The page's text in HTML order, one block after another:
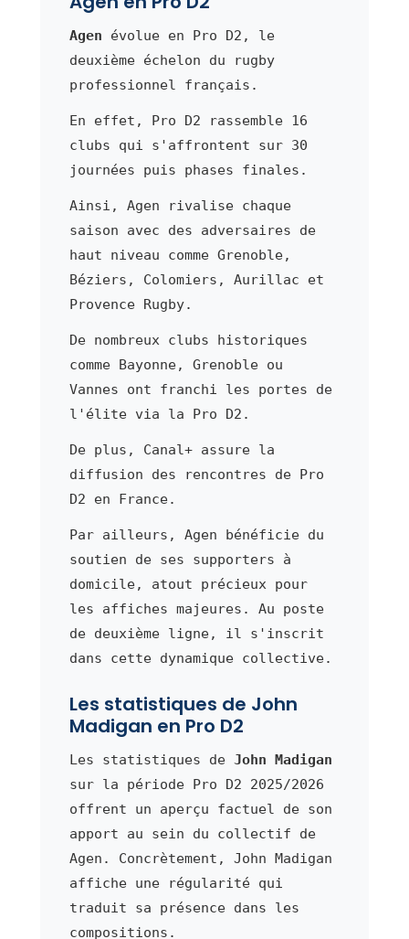
Agen évolue en Pro D2, le
deuxième échelon du rugby
professionnel français.
En effet, Pro D2 rassemble 16
clubs qui s'affrontent sur 30
journées puis phases finales.
Ainsi, Agen rivalise chaque
saison avec des adversaires de
haut niveau comme Grenoble,
Béziers, Colomiers, Aurillac et
Provence Rugby.
De nombreux clubs historiques
comme Bayonne, Grenoble ou
Vannes ont franchi les portes de
l'élite via la Pro D2.
De plus, Canal+ assure la
diffusion des rencontres de Pro
D2 en France.
Par ailleurs, Agen bénéficie du
soutien de ses supporters à
domicile, atout précieux pour
les affiches majeures. Au poste
de deuxième ligne, il s'inscrit
dans cette dynamique collective.
Les statistiques de John
Madigan en Pro D2
Les statistiques de John Madigan
sur la période Pro D2 2025/2026
offrent un aperçu factuel de son
apport au sein du collectif de
Agen. Concrètement, John Madigan
affiche une régularité qui
traduit sa présence dans les
compositions.